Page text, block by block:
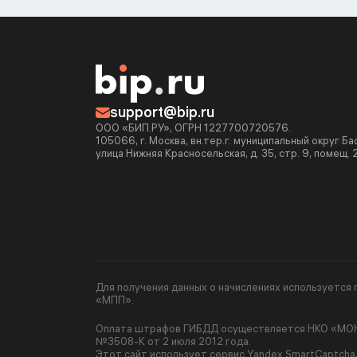
support@bip.ru
ООО «БИП.РУ», ОГРН 1227700720576.
105066, г. Москва, вн.тер.г. муниципальный округ
улица Нижняя Красносельская, д. 35, стр. 9, помещ.
Для получения данных о начислениях
«МПП».
Оплата штрафов ГИБДД осуществляется НКО
№3508-К от 2 июля 2012 года.
Этот сайт использует сервис Yandex